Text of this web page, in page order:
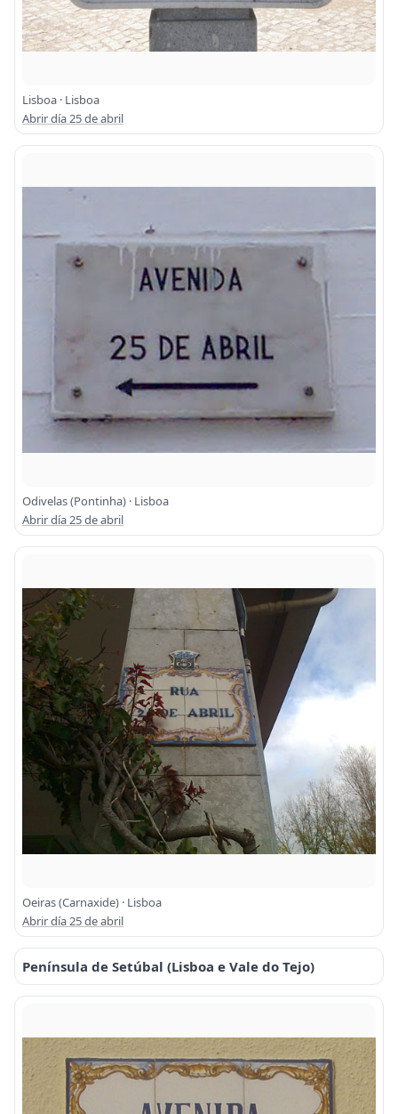
Lisboa · Lisboa
Abrir día 25 de abril
Odivelas (Pontinha) · Lisboa
Abrir día 25 de abril
Oeiras (Carnaxide) · Lisboa
Abrir día 25 de abril
Península de Setúbal (Lisboa e Vale do Tejo)